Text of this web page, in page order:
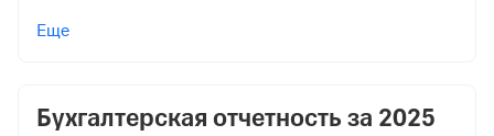
Аминев Алик Валеевич
Форма
Еще
Бухгалтерская отчетность за 2025